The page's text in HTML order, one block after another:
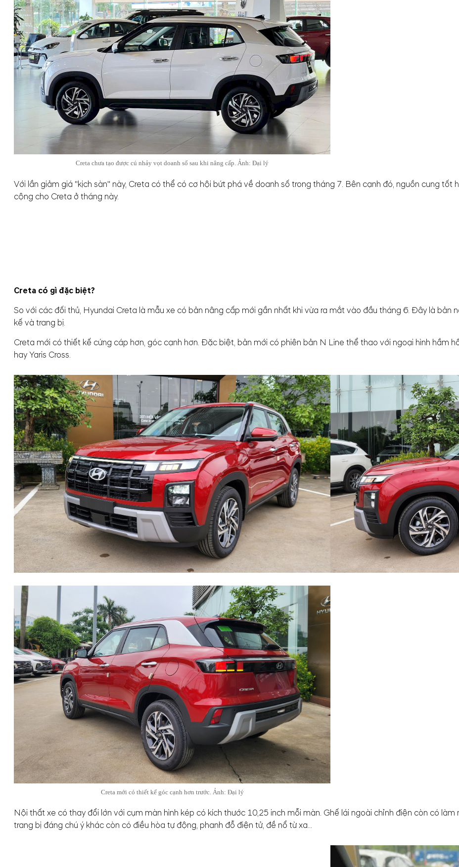
Creta chưa tạo được cú nhảy vọt doanh số sau khi nâng cấp. Ảnh: Đại lý
Với lần giảm giá "kịch sàn" này, Creta có thể có cơ hội bứt phá về doanh số trong tháng 7. Bên cạnh đó, nguồn cung
cộng cho Creta ở tháng này.
Creta có gì đặc biệt?
So với các đối thủ, Hyundai Creta là mẫu xe có bản nâng cấp mới gần nhất khi vừa ra mắt vào đầu tháng 6. Đây là bản
kế và trang bị.
Creta mới có thiết kế cứng cáp hơn, góc cạnh hơn. Đặc biệt, bản mới có phiên bản N Line thể thao với ngoại hình hầm
hay Yaris Cross.
Creta mới có thiết kế góc cạnh hơn trước. Ảnh: Đại lý
Nội thất xe có thay đổi lớn với cụm màn hình kép có kích thước 10,25 inch mỗi màn. Ghế lái ngoài chỉnh điện còn có
trang bị đáng chú ý khác còn có điều hòa tự động, phanh đỗ điện tử, đề nổ từ xa...